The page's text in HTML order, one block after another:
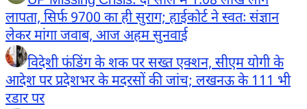
लापता, सिर्फ 9700 का ही सुराग; हाईकोर्ट ने स्वतः संज्ञान
लेकर मांगा जवाब, आज अहम सुनवाई
विदेशी फंडिंग के शक पर सख्त एक्शन, सीएम योगी के
आदेश पर प्रदेशभर के मदरसों की जांच; लखनऊ के 111 भी
रडार पर